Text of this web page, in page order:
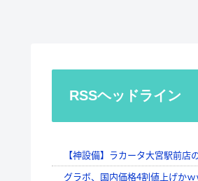
RSSヘッドライン